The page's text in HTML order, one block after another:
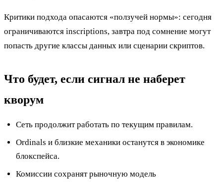
Критики подхода опасаются «ползучей нормы»: сегодня
ограничиваются inscriptions, завтра под сомнение могут
попасть другие классы данных или сценарии скриптов.
Что будет, если сигнал не наберет
кворум
Сеть продолжит работать по текущим правилам.
Ordinals и близкие механики останутся в экономике
блокспейса.
Комиссии сохранят рыночную модель